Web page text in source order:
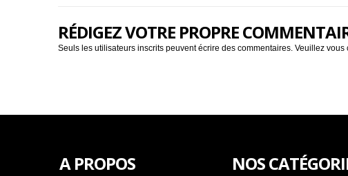
RÉDIGEZ VOTRE PROPRE
Seuls les utilisateurs inscrits peuvent écrire des commentaires. Veuillez vous
A PROPOS NOS